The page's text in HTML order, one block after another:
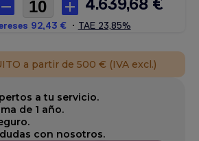
a partir de 500 € (IVA excl.)
a tu servicio.
de 1 año.
con nosotros.